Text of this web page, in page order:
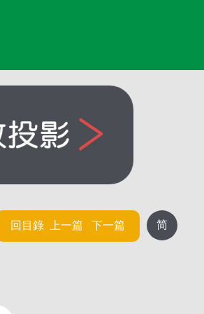
简
回目錄 上一篇 下一篇